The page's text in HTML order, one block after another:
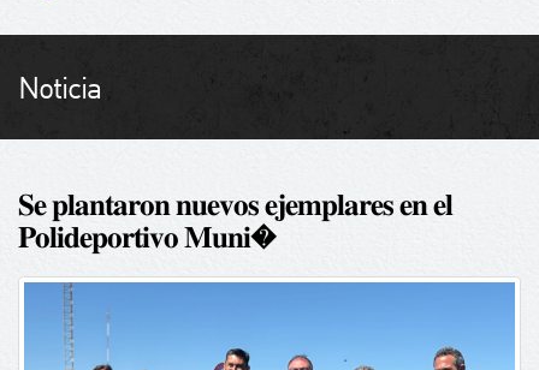
Noticia
𝐒𝐞 𝐩𝐥𝐚𝐧𝐭𝐚𝐫𝐨𝐧 𝐧𝐮𝐞𝐯𝐨𝐬 𝐞𝐣𝐞𝐦𝐩𝐥𝐚𝐫𝐞𝐬 𝐞𝐧 𝐞𝐥
𝐏𝐨𝐥𝐢𝐝𝐞𝐩𝐨𝐫𝐭𝐢𝐯𝐨 𝐌𝐮𝐧𝐢�